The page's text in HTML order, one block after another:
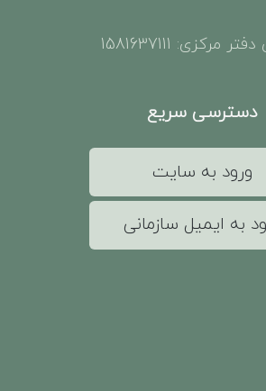
مرکزی: 1581637111
دسترسی سریع
ورود به سایت
به ایمیل سازمانی